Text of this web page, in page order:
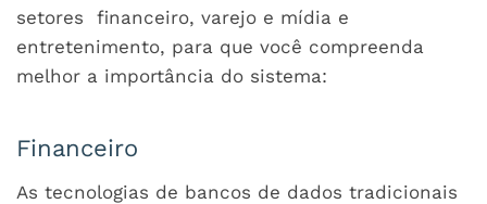
setores financeiro, varejo e mídia e
entretenimento, para que você compreenda
melhor a importância do sistema:
Financeiro
As tecnologias de bancos de dados tradicionais